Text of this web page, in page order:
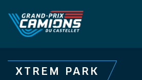
XTREM PARK